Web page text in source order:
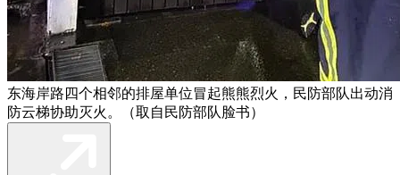
东海岸路四个相邻的排屋单位冒起熊熊烈火，民防部队出动消
防云梯协助灭火。（取自民防部队脸书）